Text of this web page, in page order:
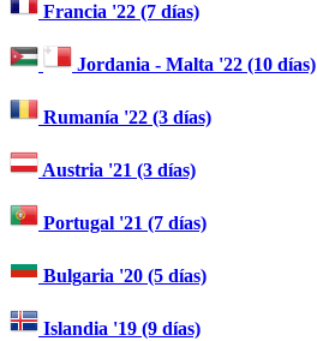
Francia '22 (7 días)
Jordania - Malta '22 (10 días)
Rumanía '22 (3 días)
Austria '21 (3 días)
Portugal '21 (7 días)
Bulgaria '20 (5 días)
Islandia '19 (9 días)